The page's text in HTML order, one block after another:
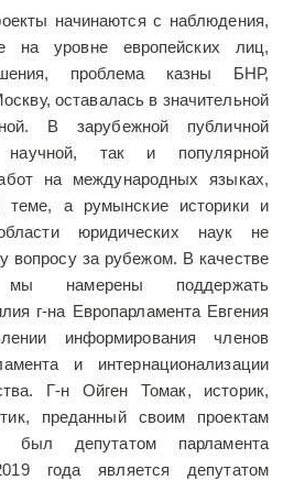
начинаются с наблюдения,
на уровне европейских лиц,
проблема казны БНР,
оставалась в значительной
В зарубежной публичной
научной, так и популярной
на международных языках,
теме, а румынские историки и
юридических наук не
вопросу за рубежом. В качестве
намерены поддержать
г-на Европарламента Евгения
информирования членов
и интернационализации
Г-н Ойген Томак, историк,
преданный своим проектам
был депутатом парламента
года является депутатом